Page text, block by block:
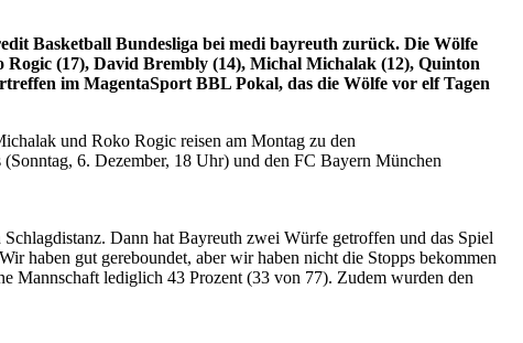
Basketball Bundesliga bei medi bayreuth zurück. Die Wölfe
Rogic (17), David Brembly (14), Michal Michalak (12), Quinton
im MagentaSport BBL Pokal, das die Wölfe vor elf Tagen
und Roko Rogic reisen am Montag zu den
6. Dezember, 18 Uhr) und den FC Bayern München
Dann hat Bayreuth zwei Würfe getroffen und das Spiel
haben gut gereboundet, aber wir haben nicht die Stopps bekommen
Mannschaft lediglich 43 Prozent (33 von 77). Zudem wurden den